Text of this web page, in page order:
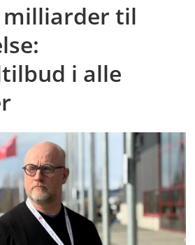
milliarder til
i alle